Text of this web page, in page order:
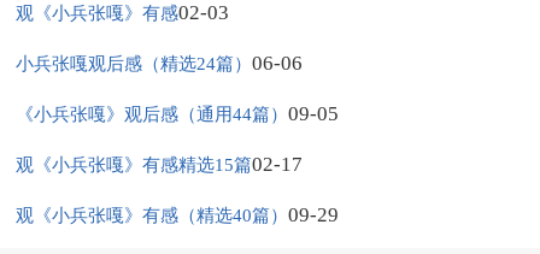
观《小兵张嘎》有感02-03
小兵张嘎观后感（精选24篇）06-06
《小兵张嘎》观后感（通用44篇）09-05
观《小兵张嘎》有感精选15篇02-17
观《小兵张嘎》有感（精选40篇）09-29